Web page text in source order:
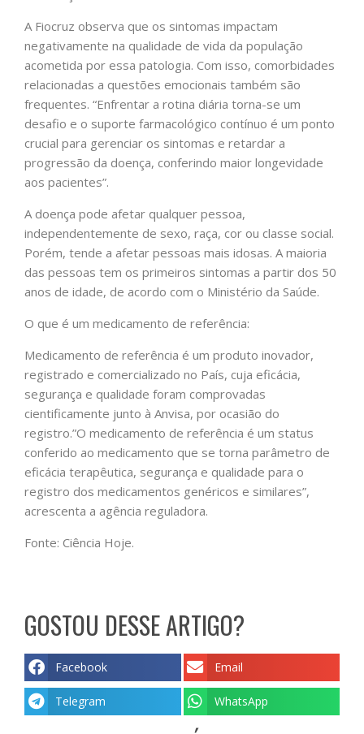
A Fiocruz observa que os sintomas impactam
negativamente na qualidade de vida da população
acometida por essa patologia. Com isso, comorbidades
relacionadas a questões emocionais também são
frequentes. “Enfrentar a rotina diária torna-se um
desafio e o suporte farmacológico contínuo é um ponto
crucial para gerenciar os sintomas e retardar a
progressão da doença, conferindo maior longevidade
aos pacientes”.
A doença pode afetar qualquer pessoa,
independentemente de sexo, raça, cor ou classe social.
Porém, tende a afetar pessoas mais idosas. A maioria
das pessoas tem os primeiros sintomas a partir dos 50
anos de idade, de acordo com o Ministério da Saúde.
O que é um medicamento de referência:
Medicamento de referência é um produto inovador,
registrado e comercializado no País, cuja eficácia,
segurança e qualidade foram comprovadas
cientificamente junto à Anvisa, por ocasião do
registro.”O medicamento de referência é um status
conferido ao medicamento que se torna parâmetro de
eficácia terapêutica, segurança e qualidade para o
registro dos medicamentos genéricos e similares”,
acrescenta a agência reguladora.
Fonte: Ciência Hoje.
GOSTOU DESSE ARTIGO?
Facebook Email
Telegram WhatsApp